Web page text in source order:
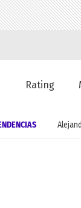
Rating